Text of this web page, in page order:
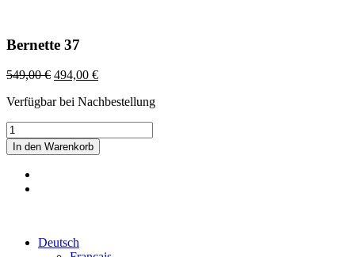
Bernette 37
549,00€ 494,00 €
Verfügbar bei Nachbestellung
Bernette
37
Menge
In den Warenkorb
Deutsch